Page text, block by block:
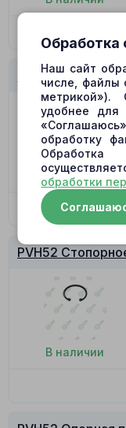
PVH52
В наличии
PVH52
В наличии
Обработка
Наш сайт
числе, файлы
удобнее для
обработку
обработки